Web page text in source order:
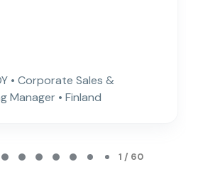
• Corporate Sales &
Manager • Finland
1 / 60